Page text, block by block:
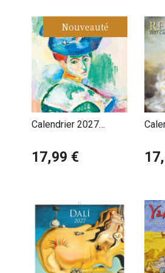
Nouveauté
Calendrier 2027
Matisse
17,99 €